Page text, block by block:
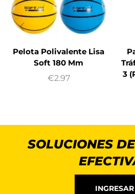
Pelota Polivalente Lisa
Soft 180 Mm
€2.97
3
SOLUCIONES
INGRESAR